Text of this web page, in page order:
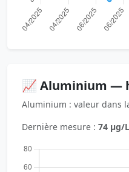
📈 Aluminium —
Aluminium : valeur dans
Dernière mesure : 74 µg/L